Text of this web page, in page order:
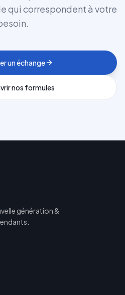
qui correspondent à votre
un échange
nos formules
génération &